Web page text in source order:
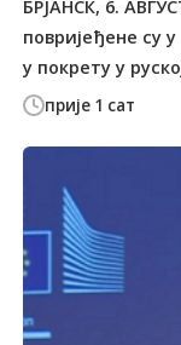
прије 1 сат
БРЈАНСК, 6.
повријеђене су
у покрету у